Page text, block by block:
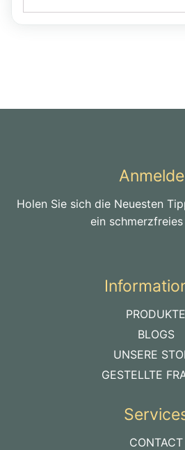
Holen Sie sich die Neuesten
ein schmerzfreies
PRODUKTE
BLOGS
UNSERE
GESTELLTE
CONTACT